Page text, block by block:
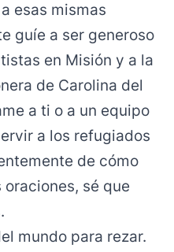
esas mismas
guíe a ser generoso
en Misión y a la
de Carolina del
a ti o a un equipo
a los refugiados
de cómo
sé que
mundo para rezar.